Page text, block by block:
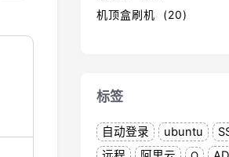
机顶盒刷机 (20)
标签
自动登录 ubuntu